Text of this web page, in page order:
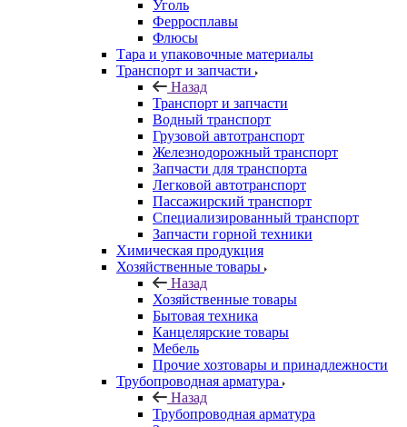
Уголь
Ферросплавы
Флюсы
Тара и упаковочные материалы
Транспорт и запчасти
Назад
Транспорт и запчасти
Водный транспорт
Грузовой автотранспорт
Железнодорожный транспорт
Запчасти для транспорта
Легковой автотранспорт
Пассажирский транспорт
Специализированный транспорт
Запчасти горной техники
Химическая продукция
Хозяйственные товары
Назад
Хозяйственные товары
Бытовая техника
Канцелярские товары
Мебель
Прочие хозтовары и принадлежности
Трубопроводная арматура
Назад
Трубопроводная арматура